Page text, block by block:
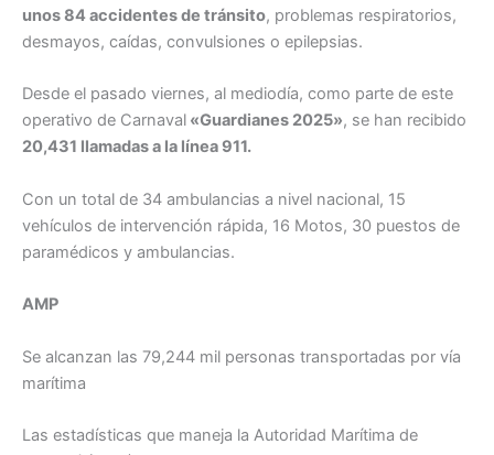
unos 84 accidentes de tránsito, problemas respiratorios,
desmayos, caídas, convulsiones o epilepsias.
Desde el pasado viernes, al mediodía, como parte de este
operativo de Carnaval «Guardianes 2025», se han recibido
20,431 llamadas a la línea 911.
Con un total de 34 ambulancias a nivel nacional, 15
vehículos de intervención rápida, 16 Motos, 30 puestos de
paramédicos y ambulancias.
AMP
Se alcanzan las 79,244 mil personas transportadas por vía
marítima
Las estadísticas que maneja la Autoridad Marítima de